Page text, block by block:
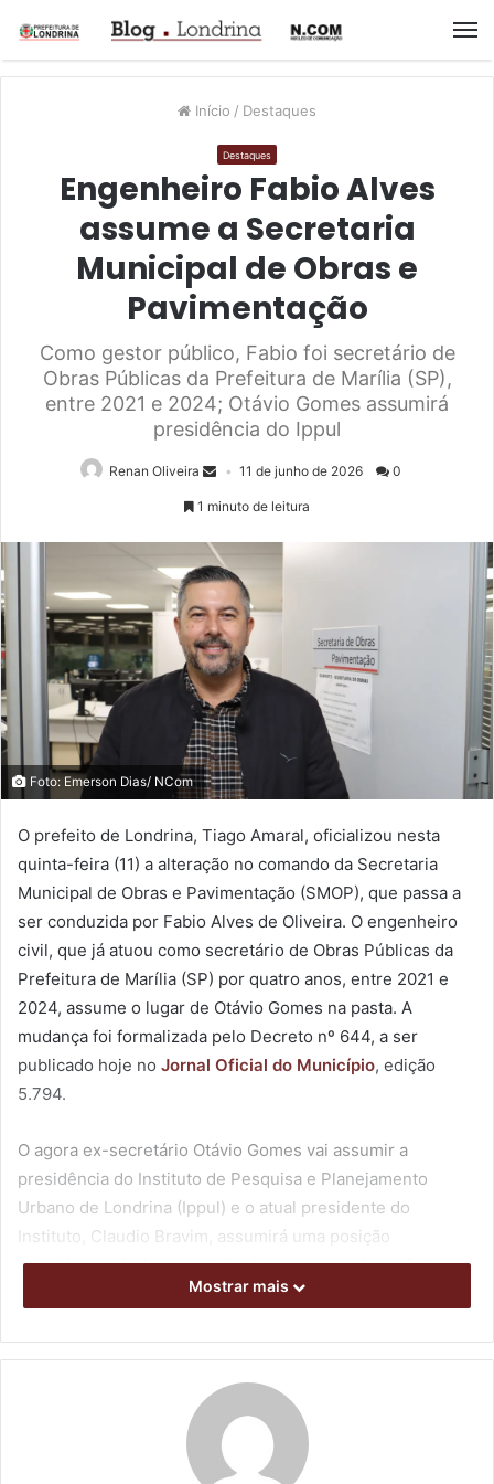
Início / Destaques
Destaques
Engenheiro Fabio Alves
assume a Secretaria
Municipal de Obras e
Pavimentação
Como gestor público, Fabio foi secretário de
Obras Públicas da Prefeitura de Marília (SP),
entre 2021 e 2024; Otávio Gomes assumirá
presidência do Ippul
Renan Oliveira 11 de junho de 2026 0
1 minuto de leitura
Foto: Emerson Dias/ NCom
O prefeito de Londrina, Tiago Amaral, oficializou nesta
quinta-feira (11) a alteração no comando da Secretaria
Municipal de Obras e Pavimentação (SMOP), que passa a
ser conduzida por Fabio Alves de Oliveira. O engenheiro
civil, que já atuou como secretário de Obras Públicas da
Prefeitura de Marília (SP) por quatro anos, entre 2021 e
2024, assume o lugar de Otávio Gomes na pasta. A
mudança foi formalizada pelo Decreto nº 644, a ser
publicado hoje no Jornal Oficial do Município, edição
5.794.
O agora ex-secretário Otávio Gomes vai assumir a
presidência do Instituto de Pesquisa e Planejamento
Urbano de Londrina (Ippul) e o atual presidente do
Instituto, Claudio Bravim, assumirá uma posição
estratégica, ainda a ser definida, na equipe do prefeito
O novo secretário dará continuidade à gestão das ações
correntes e projetos em implementação pela SMOP,
mantendo a qualidade das políticas nesse segmento e
buscando aprimorar processos operacionais de obras,
planejamentos e fluxos internos. A intenção, segundo ele,
Mostrar mais